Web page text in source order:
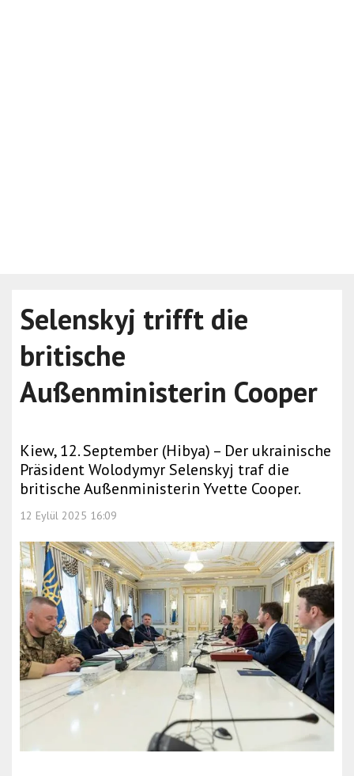
Selenskyj trifft die
britische
Außenministerin Cooper
Kiew, 12. September (Hibya) – Der ukrainische
Präsident Wolodymyr Selenskyj traf die
britische Außenministerin Yvette Cooper.
12 Eylül 2025 16:09